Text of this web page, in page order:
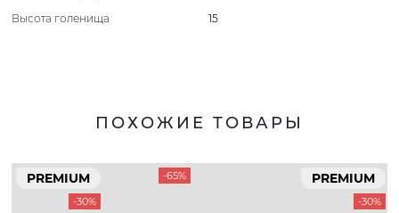
Высота голенища
15
ПОХОЖИЕ ТОВАРЫ
PREMIUM
-30%
-65% PREMIUM
-30%